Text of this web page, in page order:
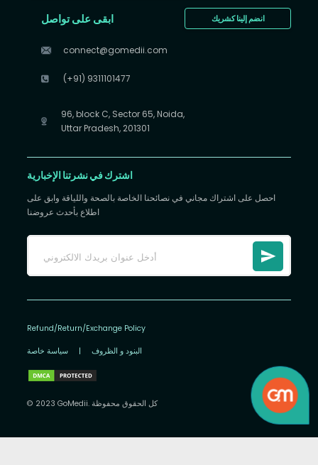
انضم إلينا كشريك ابقى على تواصل
connect@gomedii.com
(+91) 9311101477
96, block C, Sector 65, Noida,
Uttar Pradesh, 201301
اشترك في نشرتنا الإخبارية
احصل على اشتراك مجاني في نصائحنا الخاصة بالصحة واللياقة وابق على
اطلاع بأحدث عروضنا
Refund/Return/Exchange Policy
سياسة خاصة | البنود و الظروف
© 2023 GoMedii. كل الحقوق محفوظة